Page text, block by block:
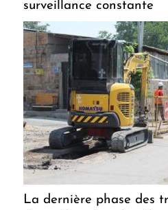
surveillance constante
La dernière phase des